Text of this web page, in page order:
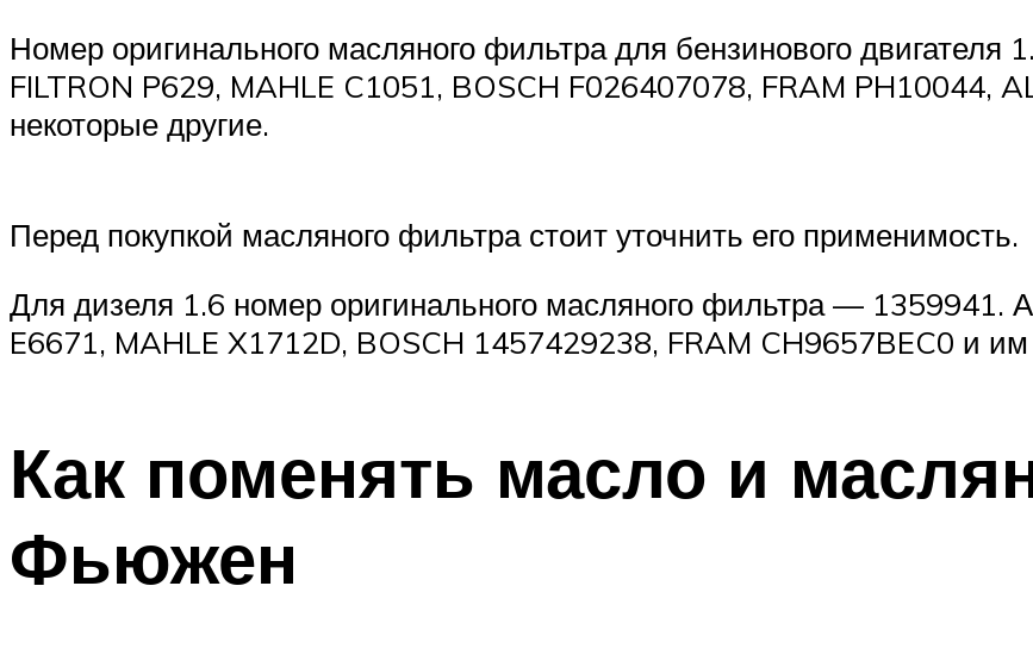
Номер оригинального масляного фильтра для бензинового
FILTRON P629, MAHLE C1051, BOSCH F026407078, FRAM PH10044,
некоторые другие.
Перед покупкой масляного фильтра стоит уточнить его применимость.
Для дизеля 1.6 номер оригинального масляного фильтра — 1359941.
E6671, MAHLE X1712D, BOSCH 1457429238, FRAM CH9657BEC0 и
Как поменять масло и
Фьюжен